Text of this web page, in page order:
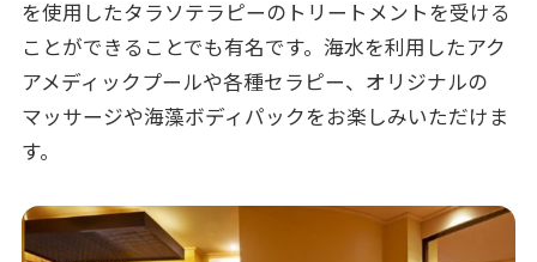
を使用したタラソテラピーのトリートメントを受ける
ことができることでも有名です。海水を利用したアク
アメディックプールや各種セラピー、オリジナルの
マッサージや海藻ボディパックをお楽しみいただけま
す。